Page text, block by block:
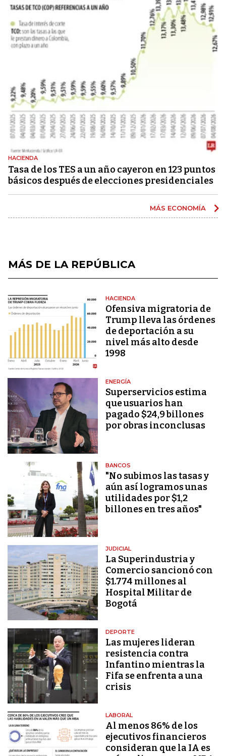
HACIENDA
Tasa de los TES a un año cayeron en 123 puntos
básicos después de elecciones presidenciales
MÁS ECONOMÍA
MÁS DE LA REPÚBLICA
HACIENDA
Ofensiva migratoria de
Trump lleva las órdenes
de deportación a su
nivel más alto desde
1998
ENERGÍA
Superservicios estima
que usuarios han
pagado $24,9 billones
por obras inconclusas
BANCOS
"No subimos las tasas y
aún así logramos unas
utilidades por $1,2
billones en tres años"
JUDICIAL
La Superindustria y
Comercio sancionó con
$1.774 millones al
Hospital Militar de
Bogotá
DEPORTE
Las mujeres lideran
resistencia contra
Infantino mientras la
Fifa se enfrenta a una
crisis
LABORAL
Al menos 86% de los
ejecutivos financieros
consideran que la IA es